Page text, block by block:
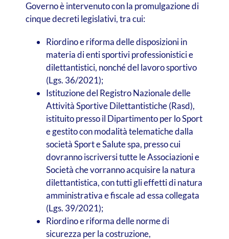
Governo è intervenuto con la promulgazione di
cinque decreti legislativi, tra cui:
Riordino e riforma delle disposizioni in
materia di enti sportivi professionistici e
dilettantistici, nonché del lavoro sportivo
(Lgs. 36/2021);
Istituzione del Registro Nazionale delle
Attività Sportive Dilettantistiche (Rasd),
istituito presso il Dipartimento per lo Sport
e gestito con modalità telematiche dalla
società Sport e Salute spa, presso cui
dovranno iscriversi tutte le Associazioni e
Società che vorranno acquisire la natura
dilettantistica, con tutti gli effetti di natura
amministrativa e fiscale ad essa collegata
(Lgs. 39/2021);
Riordino e riforma delle norme di
sicurezza per la costruzione,